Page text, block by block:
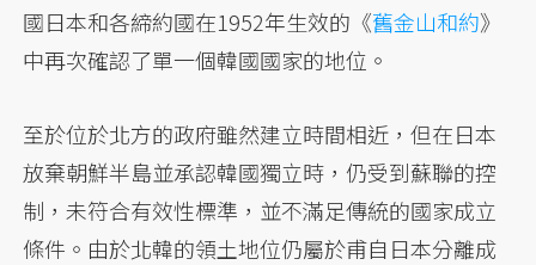
國日本和各締約國在1952年生效的《舊金山和約》
中再次確認了單一個韓國國家的地位。
至於位於北方的政府雖然建立時間相近，但在日本
放棄朝鮮半島並承認韓國獨立時，仍受到蘇聯的控
制，未符合有效性標準，並不滿足傳統的國家成立
條件。由於北韓的領土地位仍屬於甫自日本分離成